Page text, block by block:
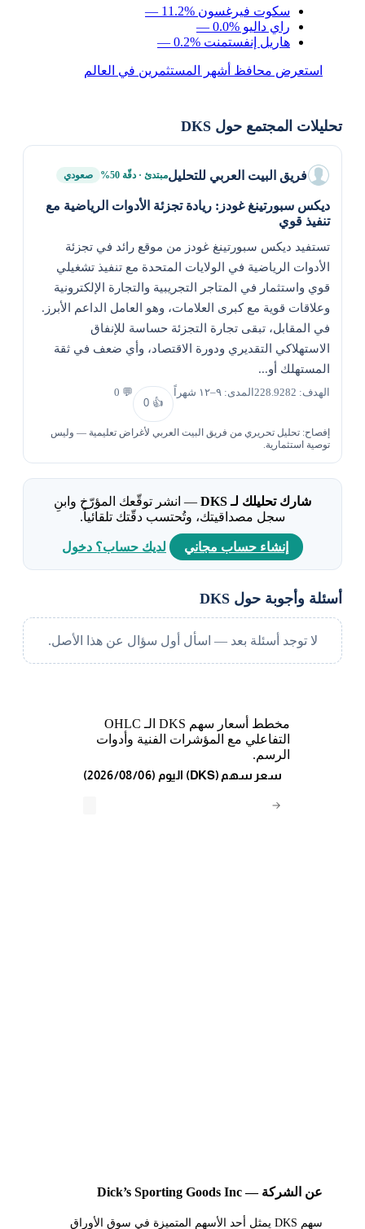
سكوت فيرغسون — 11.2%
راي داليو — 0.0%
هاريل إنفستمنت — 0.2%
استعرض محافظ أشهر المستثمرين في العالم
تحليلات المجتمع حول DKS
فريق البيت العربي للتحليل مبتدئ · دقّة 50% صعودي
ديكس سبورتينغ غودز: ريادة تجزئة الأدوات الرياضية مع
تنفيذ قوي
تستفيد ديكس سبورتينغ غودز من موقع رائد في تجزئة
الأدوات الرياضية في الولايات المتحدة مع تنفيذ تشغيلي
قوي واستثمار في المتاجر التجريبية والتجارة الإلكترونية
وعلاقات قوية مع كبرى العلامات، وهو العامل الداعم الأبرز.
في المقابل، تبقى تجارة التجزئة حساسة للإنفاق
الاستهلاكي التقديري ودورة الاقتصاد، وأي ضعف في ثقة
المستهلك أو...
الهدف: 228.9282
المدى: ٩–١٢ شهراً
👍
0
💬 0
إفصاح: تحليل تحريري من فريق البيت العربي لأغراض تعليمية — وليس
توصية استثمارية.
شارك تحليلك لـ DKS
— انشر توقّعك المؤرّخ وابنِ
سجل مصداقيتك، وتُحتسب دقّتك تلقائياً.
إنشاء حساب مجاني لديك حساب؟ دخول
أسئلة وأجوبة حول DKS
لا توجد أسئلة بعد — اسأل أول سؤال عن هذا الأصل.
مخطط أسعار سهم DKS الـ OHLC
التفاعلي مع المؤشرات الفنية وأدوات
الرسم.
→
(2026/08/06) اليوم (DKS) سعر سهم
عن الشركة — Dick’s Sporting Goods Inc
سهم DKS يمثل أحد الأسهم المتميزة في سوق الأوراق